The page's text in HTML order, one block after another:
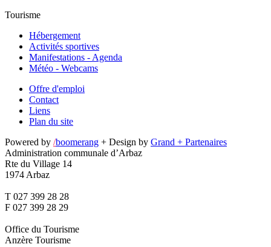
Tourisme
Hébergement
Activités sportives
Manifestations - Agenda
Météo - Webcams
Offre d'emploi
Contact
Liens
Plan du site
Powered by /boomerang + Design by Grand + Partenaires
Administration communale d’Arbaz
Rte du Village 14
1974 Arbaz
T 027 399 28 28
F 027 399 28 29
Office du Tourisme
Anzère Tourisme